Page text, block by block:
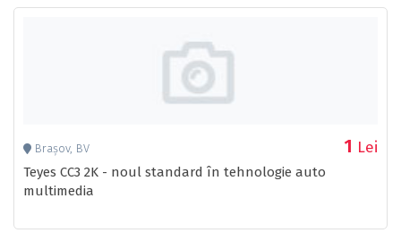
Brașov, BV 1 Lei
Teyes CC3 2K - noul standard în tehnologie auto
multimedia